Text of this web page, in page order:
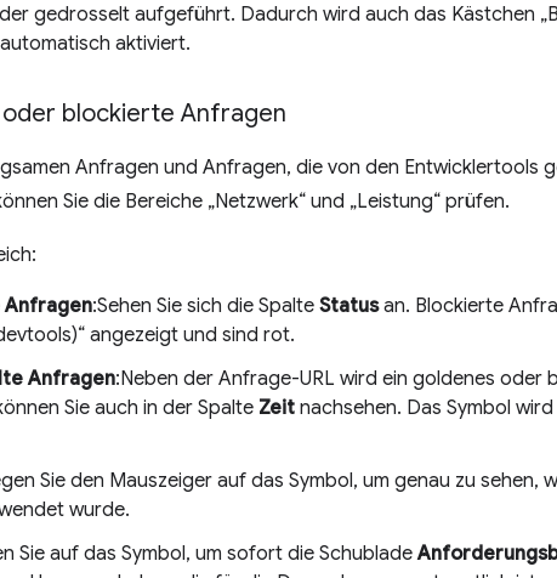
gedrosselt aufgeführt. Dadurch wird auch das Kästchen
aktiviert.
blockierte Anfragen
Anfragen und Anfragen, die von den Entwicklertools
Sie die Bereiche „Netzwerk“ und „Leistung“ prüfen.
:Sehen Sie sich die Spalte Statusan. Blockierte
angezeigt und sind rot.
Anfragen:Neben der Anfrage-URL wird ein goldenes oder
Sie auch in der Spalte Zeit nachsehen. Das Symbol
Sie den Mauszeiger auf das Symbol, um genau zu sehen,
wurde.
Sie auf das Symbol, um sofort die Schublade